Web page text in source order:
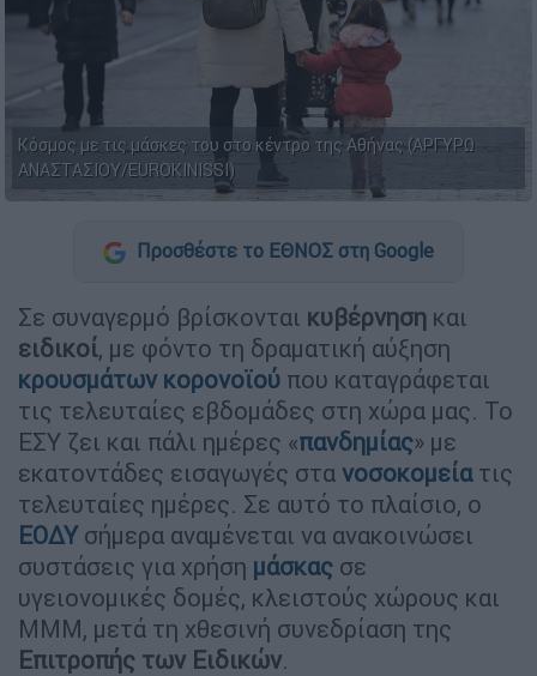
Κόσμος με τις μάσκες του στο κέντρο της Αθήνας (ΑΡΓΥΡΩ
ΑΝΑΣΤΑΣΙΟΥ/EUROKINISSI)
Προσθέστε το ΕΘΝΟΣ στη Google
Σε συναγερμό βρίσκονται κυβέρνηση και
ειδικοί, με φόντο τη δραματική αύξηση
κρουσμάτων κορονοϊού που καταγράφεται
τις τελευταίες εβδομάδες στη χώρα μας. Το
ΕΣΥ ζει και πάλι ημέρες «πανδημίας» με
εκατοντάδες εισαγωγές στα νοσοκομείατις
τελευταίες ημέρες. Σε αυτό το πλαίσιο, ο
ΕΟΔΥ σήμερα αναμένεται να ανακοινώσει
συστάσεις για χρήση μάσκας σε
υγειονομικές δομές, κλειστούς χώρους και
ΜΜΜ, μετά τη χθεσινή συνεδρίαση της
Επιτροπής των Ειδικών.